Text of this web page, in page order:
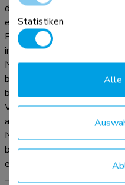
den Arbeitsplatz schön und
ergonomische Halterung
Rückenbeschwerden
in Büros und auf Theken
Neomounts FPMA-
bis 32". Die Tragfähigkeit
bis 8 kg. Die Tischhalterung
VESA 75x75 oder 100x100
andere Lochmuster können
Neomounts Vesa-
benötigte
enthalten.
Statistiken
Alle